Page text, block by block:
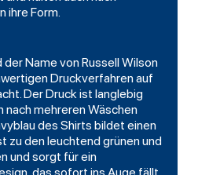
ihre Form.
der Name von Russell Wilson
Druckverfahren auf
Der Druck ist langlebig
nach mehreren Wäschen
des Shirts bildet einen
zu den leuchtend grünen und
und sorgt für ein